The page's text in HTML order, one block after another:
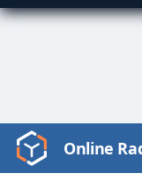
Video
Player
Online